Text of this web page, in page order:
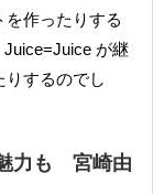
作ったりする
が継
するのでし
力も 宮崎由